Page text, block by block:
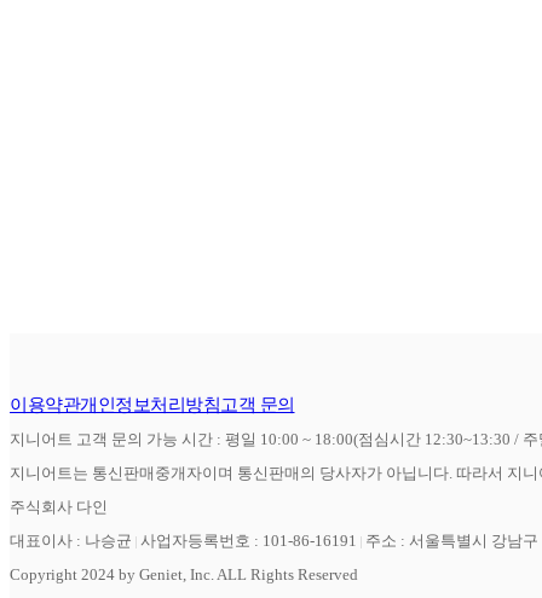
이용약관개인정보처리방침고객 문의
지니어트 고객 문의 가능 시간 : 평일 10:00 ~ 18:00(점심시간 12:30~13:30 /
지니어트는 통신판매중개자이며 통신판매의 당사자가 아닙니다. 따라서 지
주식회사 다인
대표이사 : 나승균 사업자등록번호 : 101-86-16191
주소 : 서울특별시 강남
Copyright 2024 by Geniet, Inc. ALL Rights Reserved